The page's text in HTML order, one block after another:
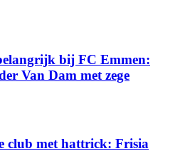
bij FC Emmen:
Van Dam met zege
club met hattrick: Frisia